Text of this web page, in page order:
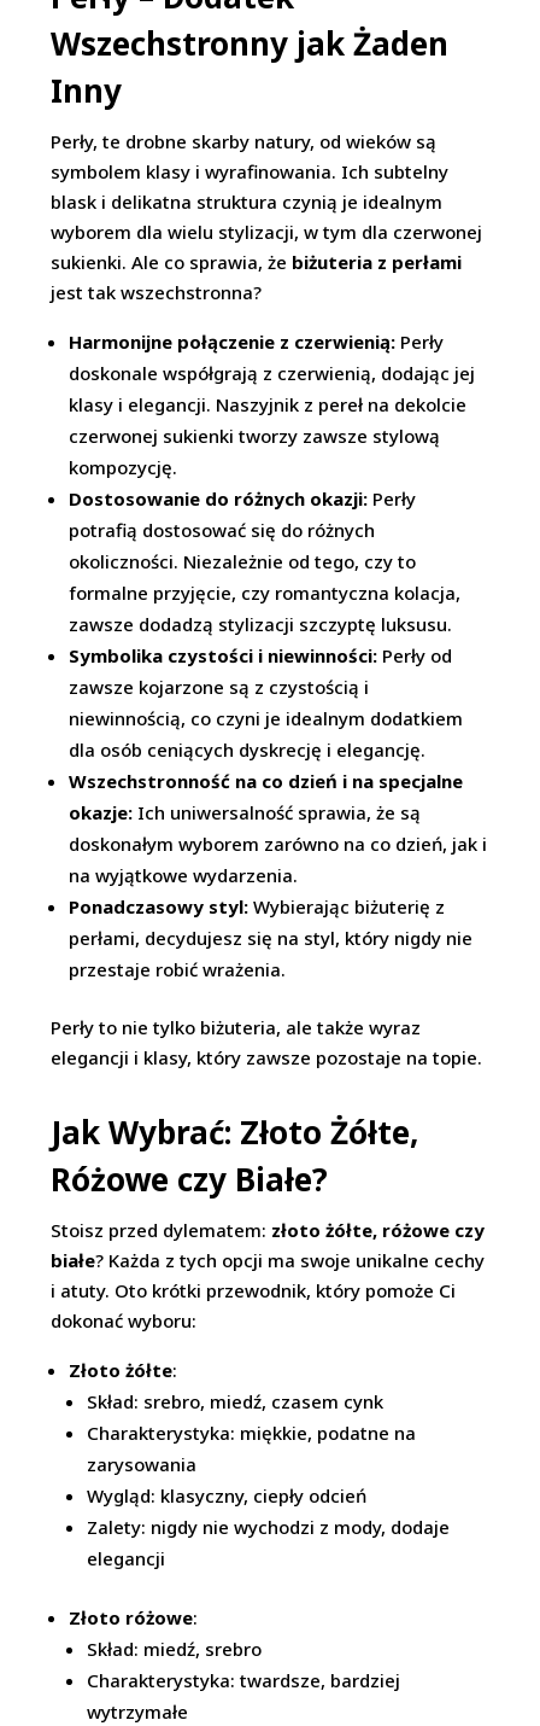
Wszechstronny jak Żaden
Inny
Perły, te drobne skarby natury, od wieków są
symbolem klasy i wyrafinowania. Ich subtelny
blask i delikatna struktura czynią je idealnym
wyborem dla wielu stylizacji, w tym dla czerwonej
sukienki. Ale co sprawia, że biżuteria z perłami
jest tak wszechstronna?
Harmonijne połączenie z czerwienią: Perły
doskonale współgrają z czerwienią, dodając jej
klasy i elegancji. Naszyjnik z pereł na dekolcie
czerwonej sukienki tworzy zawsze stylową
kompozycję.
Dostosowanie do różnych okazji: Perły
potrafią dostosować się do różnych
okoliczności. Niezależnie od tego, czy to
formalne przyjęcie, czy romantyczna kolacja,
zawsze dodadzą stylizacji szczyptę luksusu.
Symbolika czystości i niewinności: Perły od
zawsze kojarzone są z czystością i
niewinnością, co czyni je idealnym dodatkiem
dla osób ceniących dyskrecję i elegancję.
Wszechstronność na co dzień i na specjalne
okazje: Ich uniwersalność sprawia, że są
doskonałym wyborem zarówno na co dzień, jak i
na wyjątkowe wydarzenia.
Ponadczasowy styl: Wybierając biżuterię z
perłami, decydujesz się na styl, który nigdy nie
przestaje robić wrażenia.
Perły to nie tylko biżuteria, ale także wyraz
elegancji i klasy, który zawsze pozostaje na topie.
Jak Wybrać: Złoto Żółte,
Różowe czy Białe?
Stoisz przed dylematem: złoto żółte, różowe czy
białe? Każda z tych opcji ma swoje unikalne cechy
i atuty. Oto krótki przewodnik, który pomoże Ci
dokonać wyboru:
Złoto żółte:
Skład: srebro, miedź, czasem cynk
Charakterystyka: miękkie, podatne na
zarysowania
Wygląd: klasyczny, ciepły odcień
Zalety: nigdy nie wychodzi z mody, dodaje
elegancji
Złoto różowe:
Skład: miedź, srebro
Charakterystyka: twardsze, bardziej
wytrzymałe